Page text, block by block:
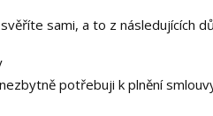
sami, a to z následujících
potřebuji k plnění